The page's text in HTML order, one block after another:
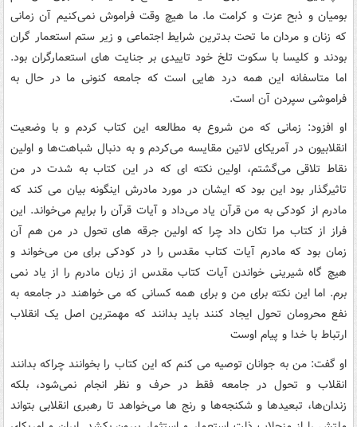
بومیان و ذبح عزت و کرامت ما. ما هیچ وقت فراموش نمی‌کنیم آن زمانی
که زنان و مردان ما تحت بدترین شرایط اجتماعی و زیر ستم استعمار گران
بودند و کلیسا با سکوت تلخ خود تاییدی بر جنایت های استعمارگران بود.
اما متاسفانه این همه درد هایی است که جامعه کنونی ما در حال به
فراموشی سپردن آن است.
او افزود: زمانی که من شروع به مطالعه این کتاب کردم و با وضعیت
انقلابیون در آمریکای لاتین مقایسه می‌کردم و به دنبال شباهت‌ها و اولین
نقاط تلاقی می‌گشتم، اولین نکته ای که در این کتاب به شدت در من
تاثیرگذار بود این بود که ایشان در مورد مادرش اینگونه بیان می کند که
مادرم از کودکی به من قرآن یاد می‌داد و آیات قرآن را برایم می‌خواند. این
فراز از کتاب مرا تکان داد چرا که اولین جرقه های تحول در من هم آن
زمان بود که مادرم آیات کتاب مقدس را در کودکی برای من می‌خواند و
هیچ گاه شیرینی خواندن آیات کتاب مقدس از زبان مادرم را از یاد نمی
برم. اما این نکته برای من و برای همه کسانی که می خواهند در جامعه به
نفع محرومان تحول ایجاد کنند باید بدانند که مهمترین اصل یک انقلاب
ارتباط با خدا و پیام اوست
او گفت: من به جوانان توصیه می کنم که این کتاب را بخوانند چراکه بدانند
انقلاب و تحول در جامعه فقط در حرف و نظر انجام نمی‌شود، بلکه
زندان‌ها، تبعیدها و شکنجه‌ها و رنج ها می‌خواهد تا رهبری انقلابی بتواند